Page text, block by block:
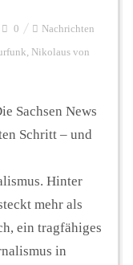
0 Nachrichten
, Nikolaus von
Sachsen News
Schritt – und
Hinter
mehr als
ein tragfähiges
in